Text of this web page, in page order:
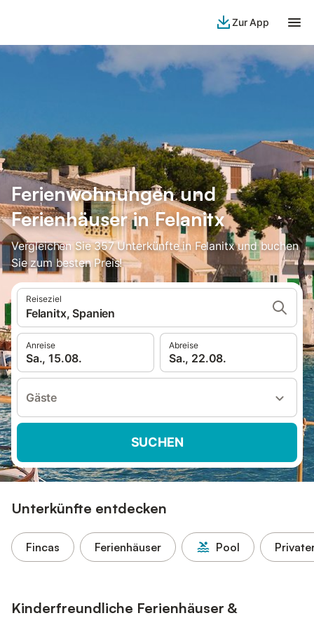
Zur App
Ferienwohnungen und
Ferienhäuser in Felanitx
Vergleichen Sie 357 Unterkünfte in Felanitx und buchen
Sie zum besten Preis!
Reiseziel
Felanitx, Spanien
Anreise
Sa., 15.08.
Abreise
Sa., 22.08.
Gäste
SUCHEN
Unterkünfte entdecken
Fincas Ferienhäuser Pool
Kinderfreundliche Ferienhäuser &